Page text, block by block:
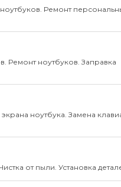
Ремонт
Ремонт ноутбуков. Заправка
ноутбука. Замена
от пыли. Установка